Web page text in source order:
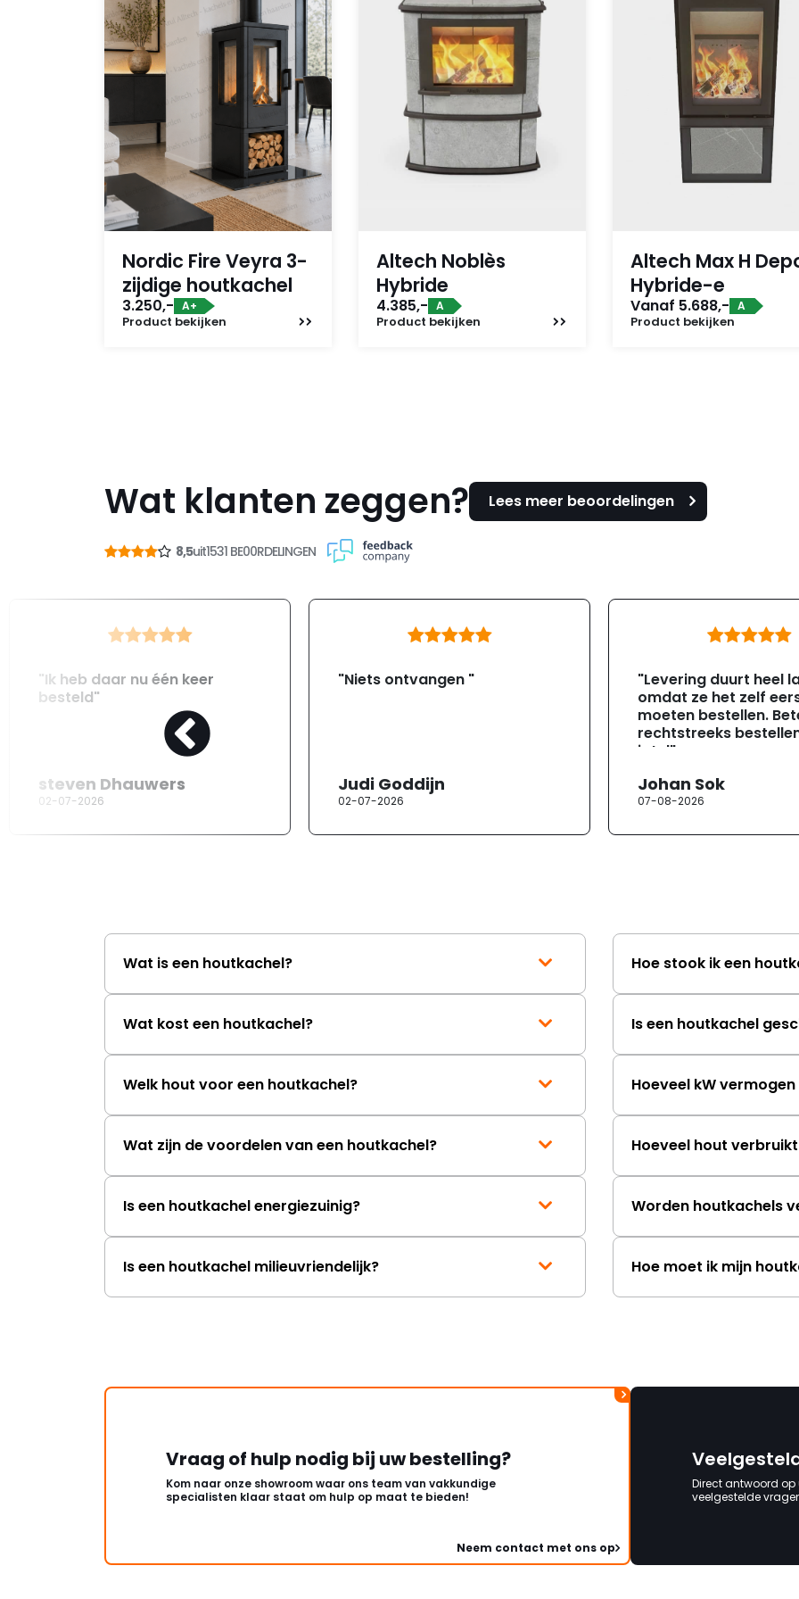
Nordic Fire Veyra 3-
zijdige houtkachel
3.250,- A+
Product bekijken
Altech Noblès
Hybride
4.385,- A
Product bekijken
Altech Max H
Hybride-e
Vanaf 5.688,- A
Product bekijken
Wat klanten zeggen? Lees meer beoordelingen
8,5uit1531 BE00RDELINGEN
"Ik heb daar nu één keer
besteld"
steven Dhauwers
02-07-2026
"Niets ontvangen "
Judi Goddijn
02-07-2026
"Levering duurt heel
omdat ze het zelf
moeten bestellen.
rechtstreeks
jotul"
Johan Sok
07-08-2026
Wat is een houtkachel?
Wat kost een houtkachel?
Welk hout voor een houtkachel?
Wat zijn de voordelen van een houtkachel?
Is een houtkachel energiezuinig?
Is een houtkachel milieuvriendelijk?
Hoe stook ik een
Is een houtkachel
Hoeveel kW
Hoeveel hout
Worden houtkachels
Hoe moet ik mijn
Vraag of hulp nodig bij uw bestelling?
Kom naar onze showroom waar ons team van vakkundige
specialisten klaar staat om hulp op maat te bieden!
Neem contact met ons op
Direct antwoord op
veelgestelde